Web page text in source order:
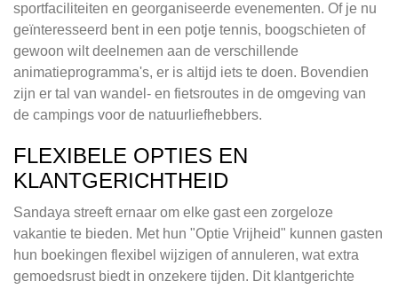
sportfaciliteiten en georganiseerde evenementen. Of je nu
geïnteresseerd bent in een potje tennis, boogschieten of
gewoon wilt deelnemen aan de verschillende
animatieprogramma's, er is altijd iets te doen. Bovendien
zijn er tal van wandel- en fietsroutes in de omgeving van
de campings voor de natuurliefhebbers.
FLEXIBELE OPTIES EN
KLANTGERICHTHEID
Sandaya streeft ernaar om elke gast een zorgeloze
vakantie te bieden. Met hun "Optie Vrijheid" kunnen gasten
hun boekingen flexibel wijzigen of annuleren, wat extra
gemoedsrust biedt in onzekere tijden. Dit klantgerichte